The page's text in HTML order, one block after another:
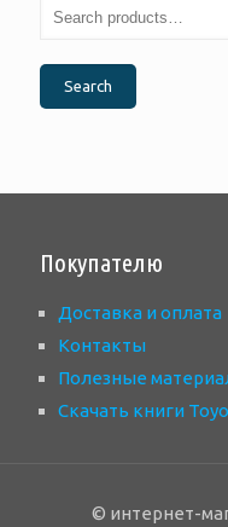
Search
Покупателю
Доставка и оплата
Контакты
Полезные
Скачать книги
© интернет-